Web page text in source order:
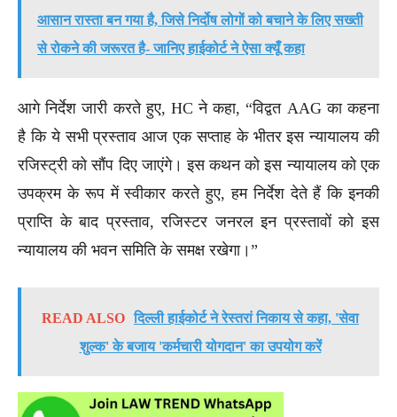
आसान रास्ता बन गया है, जिसे निर्दोष लोगों को बचाने के लिए सख्ती
से रोकने की जरूरत है- जानिए हाईकोर्ट ने ऐसा क्यूँ कहा
आगे निर्देश जारी करते हुए, HC ने कहा, “विद्वत AAG का कहना
है कि ये सभी प्रस्ताव आज एक सप्ताह के भीतर इस न्यायालय की
रजिस्ट्री को सौंप दिए जाएंगे। इस कथन को इस न्यायालय को एक
उपक्रम के रूप में स्वीकार करते हुए, हम निर्देश देते हैं कि इनकी
प्राप्ति के बाद प्रस्ताव, रजिस्टर जनरल इन प्रस्तावों को इस
न्यायालय की भवन समिति के समक्ष रखेगा।”
READ ALSO दिल्ली हाईकोर्ट ने रेस्तरां निकाय से कहा, 'सेवा
शुल्क' के बजाय 'कर्मचारी योगदान' का उपयोग करें